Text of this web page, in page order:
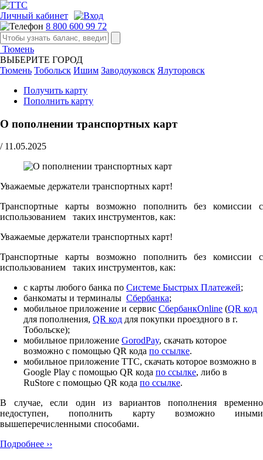
Личный кабинет
8 800 600 99 72
Тюмень
ВЫБЕРИТЕ ГОРОД
Тюмень Тобольск Ишим Заводоуковск Ялуторовск
Получить карту
Пополнить карту
О пополнении транспортных карт
/ 11.05.2025
Уважаемые держатели транспортных карт!
Транспортные карты возможно пополнить без комиссии с
использованием таких инструментов, как:
Уважаемые держатели транспортных карт!
Транспортные карты возможно пополнить без комиссии с
использованием таких инструментов, как:
с карты любого банка по Cистеме Быстрых Платежей;
банкоматы и терминалы Сбербанка;
мобильное приложение и сервис СбербанкOnline (QR код
для пополнения, QR код для покупки проездного в г.
Тобольске);
мобильное приложение GorodPay, скачать которое
возможно с помощью QR кода по ссылке.
мобильное приложение ТТС, скачать которое возможно в
Google Play с помощью QR кода по ссылке, либо в
RuStore с помощью QR кода по ссылке.
В случае, если один из вариантов пополнения временно
недоступен, пополнить карту возможно иными
вышеперечисленными способами.
Подробнее ››